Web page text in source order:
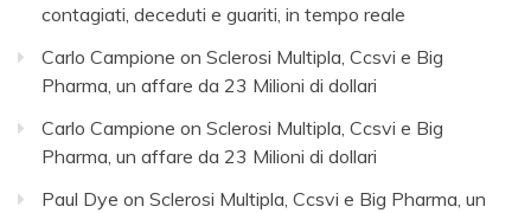
contagiati, deceduti e guariti, in tempo reale
Carlo Campione on Sclerosi Multipla, Ccsvi e Big
Pharma, un affare da 23 Milioni di dollari
Carlo Campione on Sclerosi Multipla, Ccsvi e Big
Pharma, un affare da 23 Milioni di dollari
Paul Dye on Sclerosi Multipla, Ccsvi e Big Pharma, un